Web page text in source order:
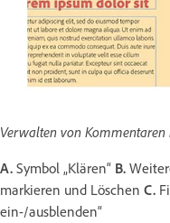
Verwalten von
A. Symbol „Klären“ B.
markieren und Löschen C.
ein-/ausblenden“